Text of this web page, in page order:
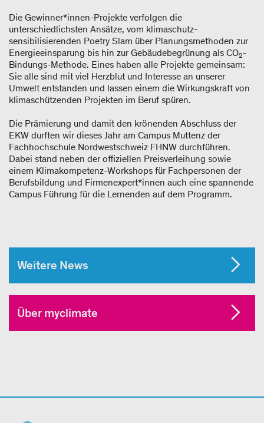
Die Gewinner*innen-Projekte verfolgen die
unterschiedlichsten Ansätze, vom klimaschutz-
sensibilisierenden Poetry Slam über Planungsmethoden zur
Energieeinsparung bis hin zur Gebäudebegrünung als CO2-
Bindungs-Methode. Eines haben alle Projekte gemeinsam:
Sie alle sind mit viel Herzblut und Interesse an unserer
Umwelt entstanden und lassen einem die Wirkungskraft von
klimaschützenden Projekten im Beruf spüren.
Die Prämierung und damit den krönenden Abschluss der
EKW durften wir dieses Jahr am Campus Muttenz der
Fachhochschule Nordwestschweiz FHNW durchführen.
Dabei stand neben der offiziellen Preisverleihung sowie
einem Klimakompetenz-Workshops für Fachpersonen der
Berufsbildung und Firmenexpert*innen auch eine spannende
Campus Führung für die Lernenden auf dem Programm.
Weitere News
Über myclimate